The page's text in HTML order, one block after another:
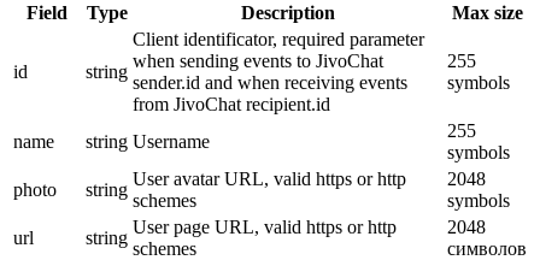
Field Type Description Max size
id string
Client identificator, required parameter
when sending events to JivoChat
sender.id and when receiving events
from JivoChat recipient.id
255
symbols
name string Username
255
symbols
photo
string
User avatar URL, valid https or http
schemes
2048
symbols
url
string
User page URL, valid https or http
schemes
2048
символов